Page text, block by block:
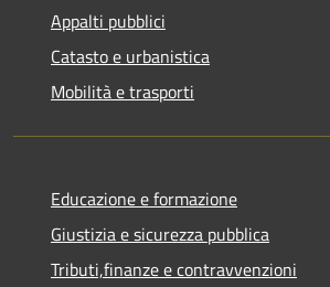
Appalti pubblici
Catasto e urbanistica
Mobilità e trasporti
Educazione e formazione
Giustizia e sicurezza pubblica
Tributi,finanze e contravvenzioni